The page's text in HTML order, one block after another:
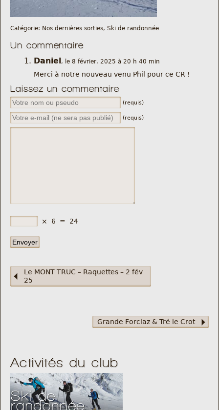
Catégorie: Nos dernières sorties, Ski de randonnée
Un commentaire
Daniel, le 8 février, 2025 à 20 h 40 min
Merci à notre nouveau venu Phil pour ce CR !
Laissez un commentaire
(requis)
(requis)
× 6 = 24
Le MONT TRUC – Raquettes – 2 fév
25
Grande Forclaz & Tré le Crot
Activités du club